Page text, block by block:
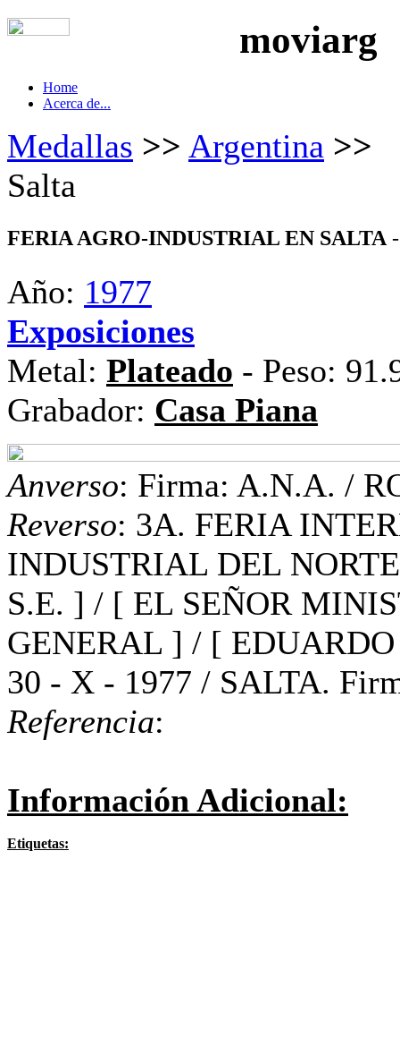
moviarg
Home
Acerca de...
Medallas >> Argentina >>
Salta
FERIA AGRO-INDUSTRIAL EN SALTA
Año: 1977
Exposiciones
Metal: Plateado - Peso:
Grabador: Casa Piana
Anverso: Firma: A.N.A. /
Reverso: 3A. FERIA
INDUSTRIAL DEL
S.E. ] / [ EL SEÑOR
GENERAL ] / [
30 - X - 1977 / SALTA.
Referencia:
Información Adicional:
Etiquetas: